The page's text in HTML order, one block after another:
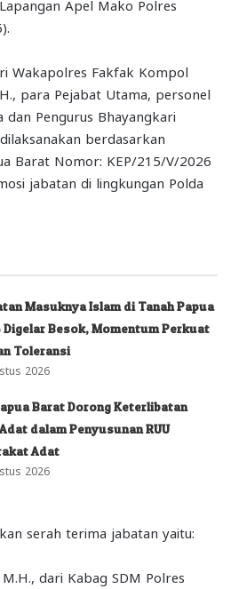
Apel Mako Polres
Wakapolres Fakfak Kompol
para Pejabat Utama, personel
dan Pengurus Bhayangkari
berdasarkan
Barat Nomor: KEP/215/V/2026
jabatan di lingkungan Polda
Masuknya Islam di Tanah Papua
Besok, Momentum Perkuat
Toleransi
2026
Barat Dorong Keterlibatan
dalam Penyusunan RUU
Adat
2026
serah terima jabatan yaitu:
dari Kabag SDM Polres